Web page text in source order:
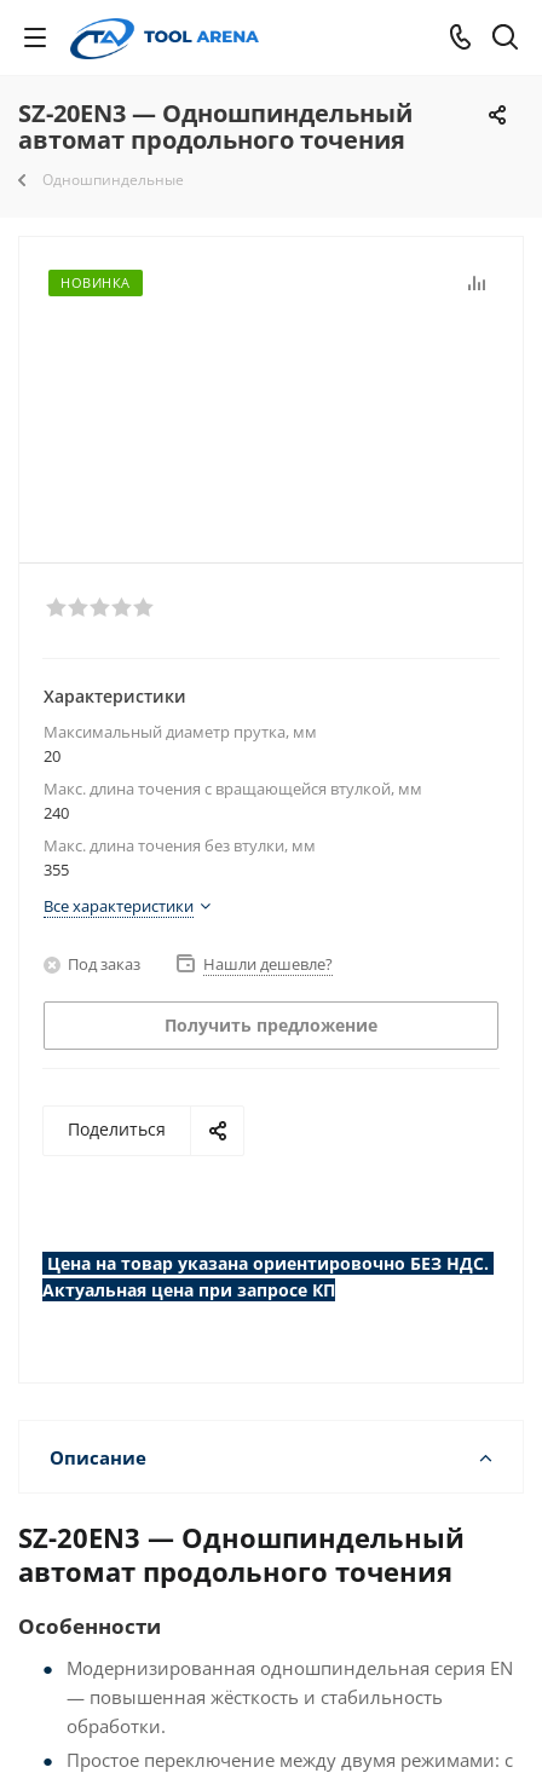
SZ-20EN3 — Одношпиндельный
автомат продольного точения
Одношпиндельные
НОВИНКА
Характеристики
Максимальный диаметр прутка, мм
20
Макс. длина точения с вращающейся втулкой, мм
240
Макс. длина точения без втулки, мм
355
Все характеристики
Под заказ Нашли дешевле?
Получить предложение
Поделиться
Цена на товар указана ориентировочно БЕЗ НДС.
Актуальная цена при запросе КП
Описание
SZ-20EN3 — Одношпиндельный
автомат продольного точения
Особенности
Модернизированная одношпиндельная серия EN
— повышенная жёсткость и стабильность
обработки.
Простое переключение между двумя режимами: с